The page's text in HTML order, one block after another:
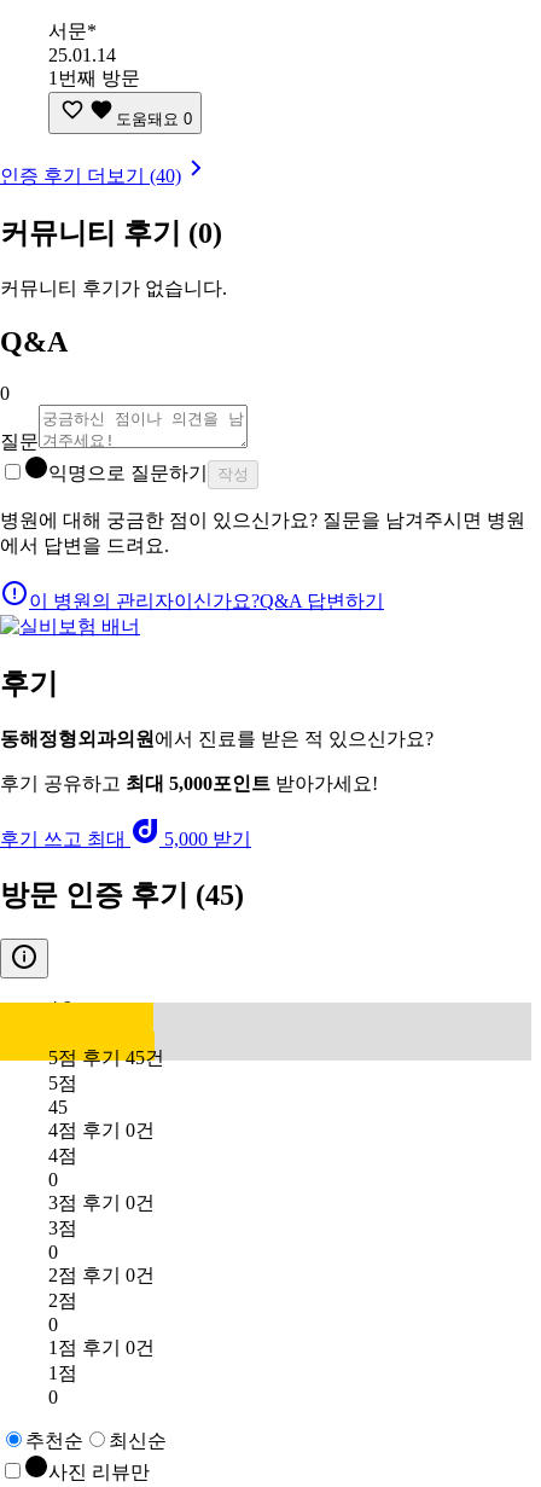
서문*
25.01.14
1번째 방문
도움돼요 0
인증 후기 더보기 (40)
커뮤니티 후기 (0)
커뮤니티 후기가 없습니다.
Q&A
0
질문
익명으로 질문하기
작성
병원에 대해 궁금한 점이 있으신가요? 질문을 남겨주시면 병원
에서 답변을 드려요.
이 병원의 관리자이신가요?Q&A 답변하기
후기
동해정형외과의원 에서 진료를 받은 적 있으신가요?
후기 공유하고 최대 5,000포인트 받아가세요!
후기 쓰고 최대 5,000 받기
방문 인증 후기 (45)
4.9
5점 후기 45건
5점
45
4점 후기 0건
4점
0
3점 후기 0건
3점
0
2점 후기 0건
2점
0
1점 후기 0건
1점
0
추천순
최신순
사진 리뷰만